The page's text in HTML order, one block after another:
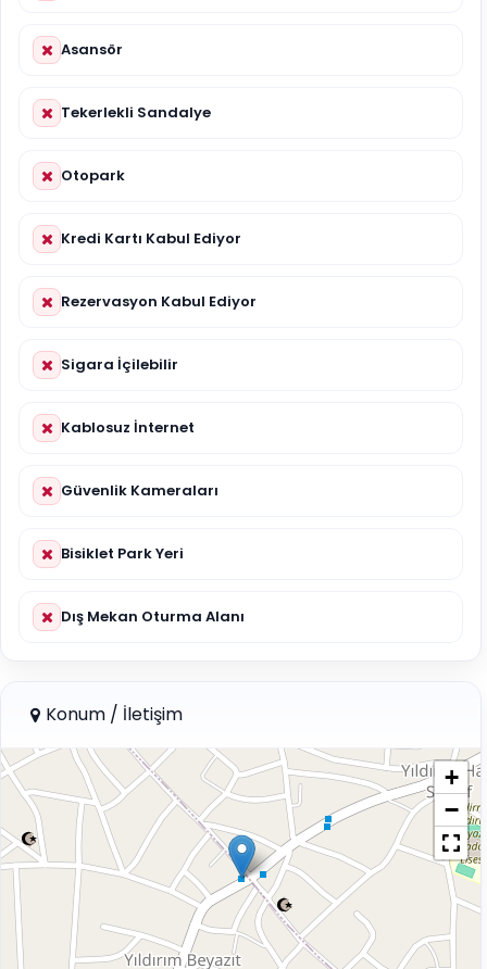
Asansör
Tekerlekli Sandalye
Otopark
Kredi Kartı Kabul Ediyor
Rezervasyon Kabul Ediyor
Sigara İçilebilir
Kablosuz İnternet
Güvenlik Kameraları
Bisiklet Park Yeri
Dış Mekan Oturma Alanı
Konum / İletişim
+
−